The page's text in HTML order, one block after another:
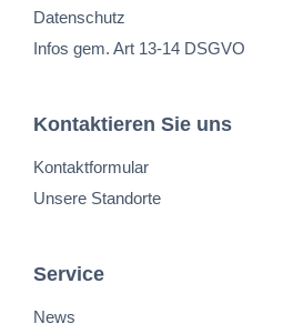
Datenschutz
Infos gem. Art 13-14 DSGVO
Kontaktieren Sie uns
Kontaktformular
Unsere Standorte
Service
News